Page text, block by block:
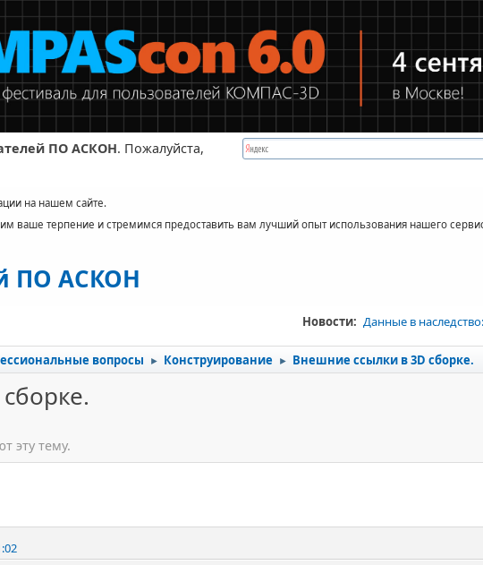
ПО АСКОН. Пожалуйста,
на нашем сайте.
ваше терпение и стремимся предоставить вам лучший опыт использования нашего
ПО АСКОН
Новости: Данные в
вопросы ► Конструирование ► Внешние ссылки в 3D сборке.
эту тему.